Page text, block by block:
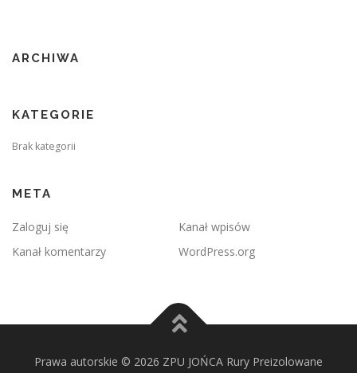
ARCHIWA
KATEGORIE
Brak kategorii
META
Zaloguj się
Kanał wpisów
Kanał komentarzy
WordPress.org
Prawa autorskie © 2026 ZPU JOŃCA Rury Preizolowane